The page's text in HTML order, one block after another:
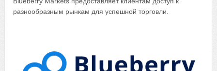
разнообразным рынкам для успешной торговли.